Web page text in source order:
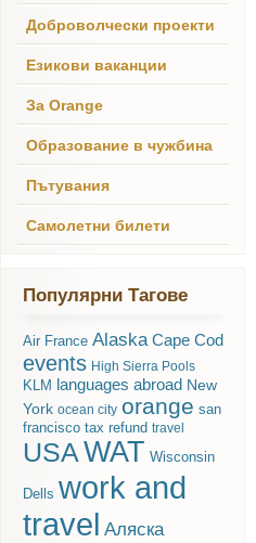
Доброволчески проекти
Езикови ваканции
За Orange
Образование в чужбина
Пътувания
Самолетни билети
Популярни Тагове
Air France Alaska Cape Cod
events High Sierra Pools
KLM languages abroad New
York ocean city orange san
francisco tax refund travel
USAWAT Wisconsin
Dells work and
travel Аляска